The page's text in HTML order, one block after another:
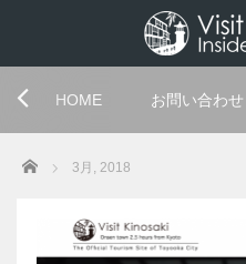
HOME お問い合わせ
Home 3月, 2018